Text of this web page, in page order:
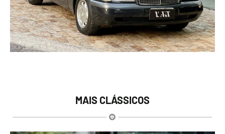
MAIS CLÁSSICOS